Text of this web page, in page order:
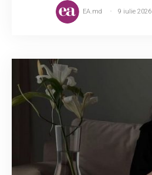
EA.md 9 iulie 2026